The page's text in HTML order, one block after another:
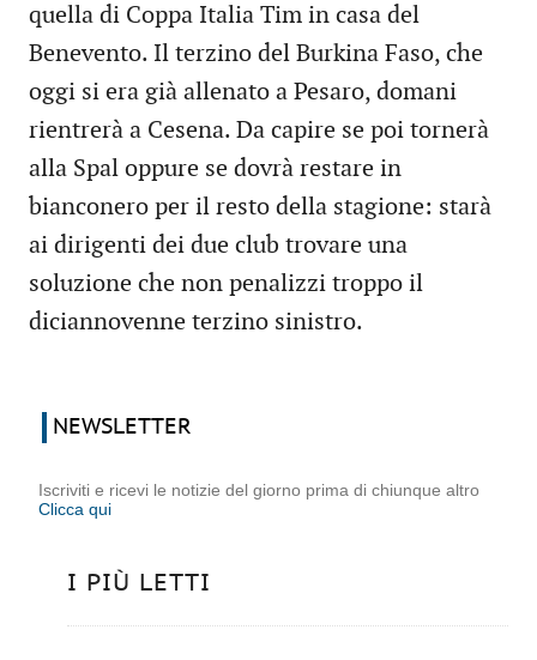
quella di Coppa Italia Tim in casa del
Benevento. Il terzino del Burkina Faso, che
oggi si era già allenato a Pesaro, domani
rientrerà a Cesena. Da capire se poi tornerà
alla Spal oppure se dovrà restare in
bianconero per il resto della stagione: starà
ai dirigenti dei due club trovare una
soluzione che non penalizzi troppo il
diciannovenne terzino sinistro.
NEWSLETTER
Iscriviti e ricevi le notizie del giorno prima di chiunque altro
Clicca qui
I PIÙ LETTI